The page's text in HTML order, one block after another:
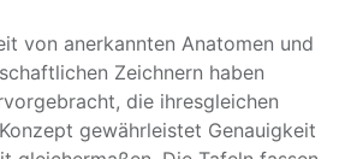
von anerkannten Anatomen und
Zeichnern haben
die ihresgleichen
gewährleistet Genauigkeit